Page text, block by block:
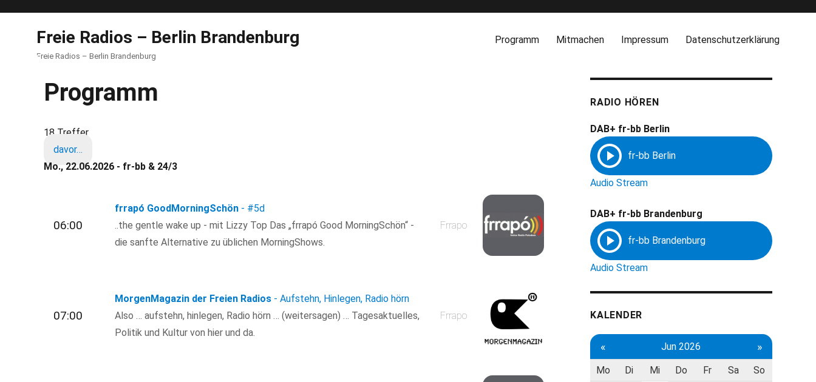
Freie Radios – Berlin Brandenburg
Freie Radios – Berlin Brandenburg
Programm Mitmachen Impressum Datenschutzerklärung
Programm
18 Treffer
davor…
Mo., 22.06.2026 - fr-bb & 24/3
06:00
frrapó GoodMorningSchön - #5d
..the gentle wake up - mit Lizzy Top Das „frrapó Good MorningSchön“ -
die sanfte Alternative zu üblichen MorningShows.
Frrapo
07:00
MorgenMagazin der Freien Radios - Aufstehn, Hinlegen, Radio hörn
Also … aufstehn, hinlegen, Radio hörn … (weitersagen) … Tagesaktuelles,
Politik und Kultur von hier und da.
Frrapo
RADIO HÖREN
DAB+ fr-bb Berlin
Audio Stream
DAB+ fr-bb Brandenburg
Audio Stream
KALENDER
« Jun 2026 »
Mo Di Mi Do Fr Sa
So